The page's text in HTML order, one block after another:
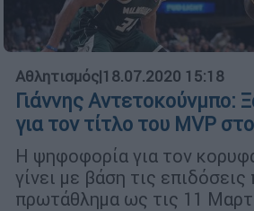
Αθλητισμός|18.07.2020 15:18
Γιάννης Αντετοκούνμπο:
για τον τίτλο του MVP
Η ψηφοφορία για τον
γίνει με βάση τις
πρωτάθλημα ως τις 11